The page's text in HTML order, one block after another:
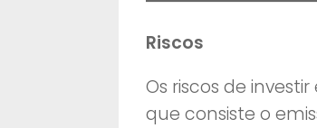
Riscos
Os riscos de
que consiste o